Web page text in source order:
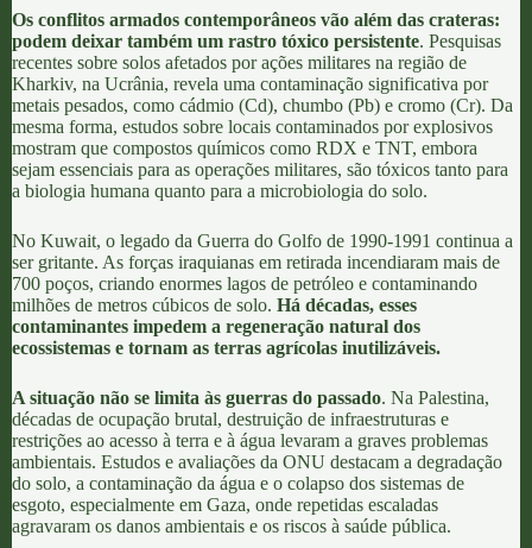
Os conflitos armados contemporâneos vão além das crateras:
podem deixar também um rastro tóxico persistente. Pesquisas
recentes sobre solos afetados por ações militares na região de
Kharkiv, na Ucrânia, revela uma contaminação significativa por
metais pesados, como cádmio (Cd), chumbo (Pb) e cromo (Cr). Da
mesma forma, estudos sobre locais contaminados por explosivos
mostram que compostos químicos como RDX e TNT, embora
sejam essenciais para as operações militares, são tóxicos tanto para
a biologia humana quanto para a microbiologia do solo.
No Kuwait, o legado da Guerra do Golfo de 1990-1991 continua a
ser gritante. As forças iraquianas em retirada incendiaram mais de
700 poços, criando enormes lagos de petróleo e contaminando
milhões de metros cúbicos de solo. Há décadas, esses
contaminantes impedem a regeneração natural dos
ecossistemas e tornam as terras agrícolas inutilizáveis.
A situação não se limita às guerras do passado. Na Palestina,
décadas de ocupação brutal, destruição de infraestruturas e
restrições ao acesso à terra e à água levaram a graves problemas
ambientais. Estudos e avaliações da ONU destacam a degradação
do solo, a contaminação da água e o colapso dos sistemas de
esgoto, especialmente em Gaza, onde repetidas escaladas
agravaram os danos ambientais e os riscos à saúde pública.